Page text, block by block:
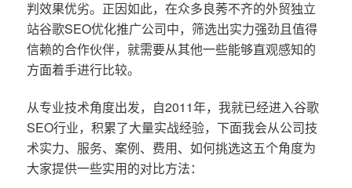
判效果优劣。正因如此，在众多良莠不齐的外贸独立
站谷歌SEO优化推广公司中，筛选出实力强劲且值得
信赖的合作伙伴，就需要从其他一些能够直观感知的
方面着手进行比较。
从专业技术角度出发，自2011年，我就已经进入谷歌
SEO行业，积累了大量实战经验，下面我会从公司技
术实力、服务、案例、费用、如何挑选这五个角度为
大家提供一些实用的对比方法：